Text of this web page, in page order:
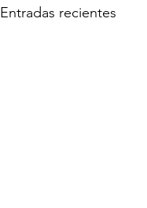
Entradas recientes